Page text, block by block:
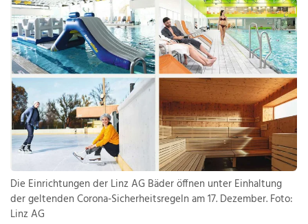
Die Einrichtungen der Linz AG Bäder öffnen unter Einhaltung
der geltenden Corona-Sicherheitsregeln am 17. Dezember. Foto:
Linz AG